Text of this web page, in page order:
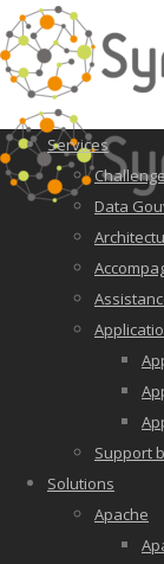
Services
Data
Support
Solutions
Apache